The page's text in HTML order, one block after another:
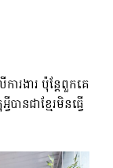
ារងារ ប៉ុន្តែពួកគេ
ាន​ជា​ខ្មែរ​មិន​ធ្វើ​